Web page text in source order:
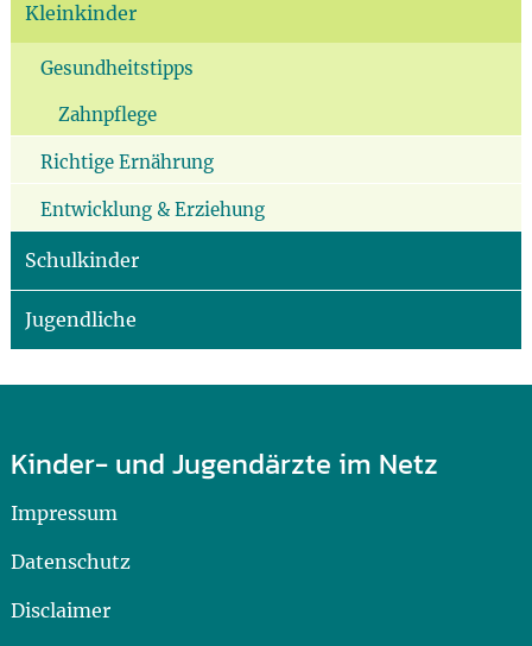
Kleinkinder
Gesundheitstipps
Zahnpflege
Richtige Ernährung
Entwicklung & Erziehung
Schulkinder
Jugendliche
Kinder- und Jugendärzte im Netz
Impressum
Datenschutz
Disclaimer